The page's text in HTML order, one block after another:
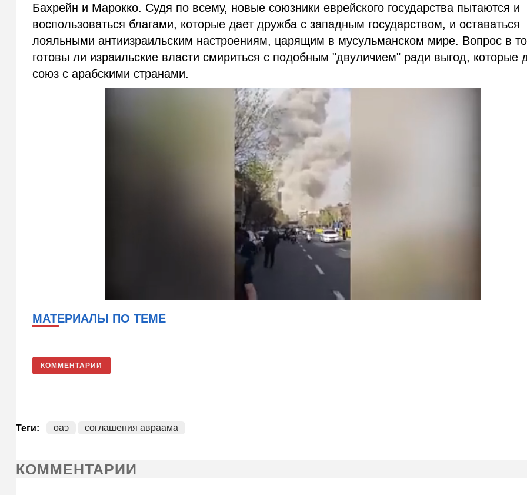
Бахрейн и Марокко. Судя по всему, новые союзники еврейского государства пытаются и
воспользоваться благами, которые дает дружба с западным государством, и оставаться
лояльными антиизраильским настроениям, царящим в мусульманском мире. Вопрос в
готовы ли израильские власти смириться с подобным "двуличием" ради выгод, которые
союз с арабскими странами.
МАТЕРИАЛЫ ПО ТЕМЕ
КОММЕНТАРИИ
Теги: оаэ соглашения авраама
КОММЕНТАРИИ